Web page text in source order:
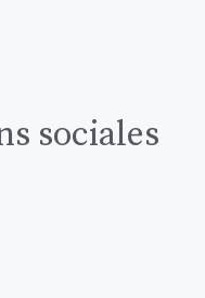
sociales